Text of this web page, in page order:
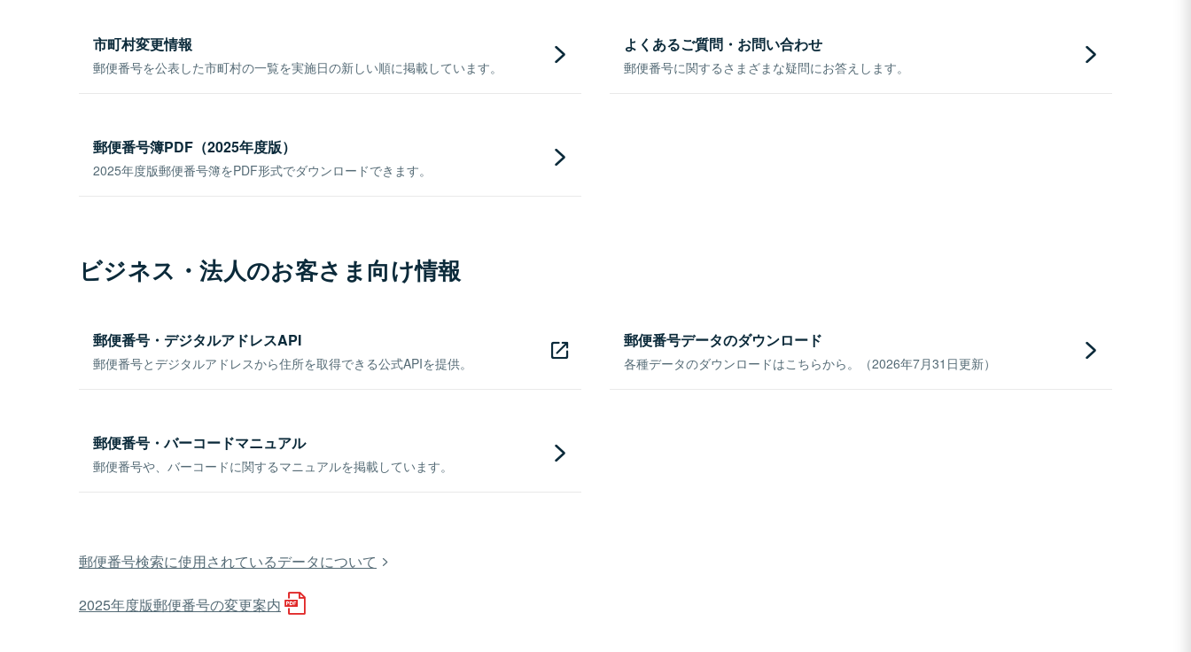
市町村変更情報
郵便番号を公表した市町村の一覧を実施日の新しい順に掲載しています。
よくあるご質問・お問い合わせ
郵便番号に関するさまざまな疑問にお答えします。
郵便番号簿PDF（2025年度版）
2025年度版郵便番号簿をPDF形式でダウンロードできます。
ビジネス・法人のお客さま向け情報
郵便番号・デジタルアドレスAPI
郵便番号とデジタルアドレスから住所を取得できる公式APIを提供。
郵便番号データのダウンロード
各種データのダウンロードはこちらから。（2026年7月31日更新）
郵便番号・バーコードマニュアル
郵便番号や、バーコードに関するマニュアルを掲載しています。
郵便番号検索に使用されているデータについて
2025年度版郵便番号の変更案内